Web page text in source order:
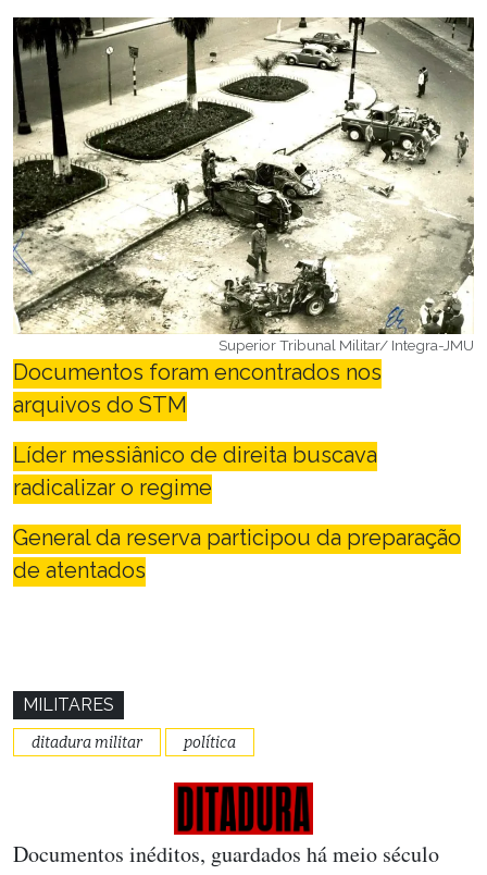
Superior Tribunal Militar/ Integra-JMU
Documentos foram encontrados nos
arquivos do STM
Líder messiânico de direita buscava
radicalizar o regime
General da reserva participou da preparação
de atentados
MILITARES
ditadura militar política
Documentos inéditos, guardados há meio século